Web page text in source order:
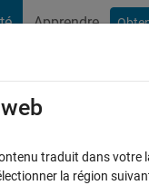
Apprendre
to the
traduit dans votre
la région